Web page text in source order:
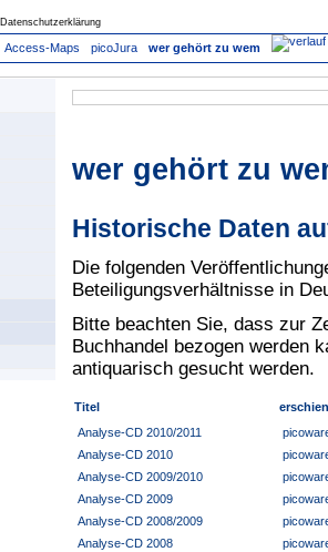
Datenschutzerklärung
Access-Maps picoJura wer gehört zu wem
wer gehört zu
Historische Daten
Die folgenden
Beteiligungsverhältnisse in
Bitte beachten Sie, dass zur
Buchhandel bezogen werden
antiquarisch gesucht werden.
Titel
Analyse-CD 2010/2011
Analyse-CD 2010
Analyse-CD 2009/2010
Analyse-CD 2009
Analyse-CD 2008/2009
Analyse-CD 2008